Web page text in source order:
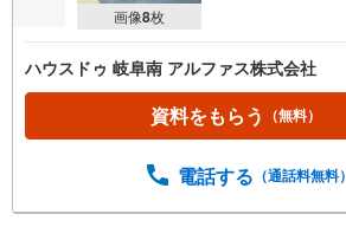
画像8枚
ハウスドゥ 岐阜南 アルファス株式会社
資料をもらう （無料）
電話する （通話料無料）